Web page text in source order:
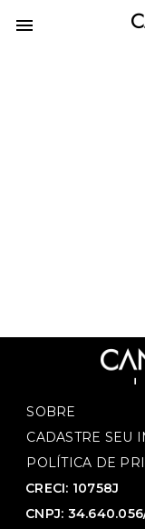
SOBRE
CADASTRE SEU
POLÍTICA DE
CRECI: 10758J
CNPJ: